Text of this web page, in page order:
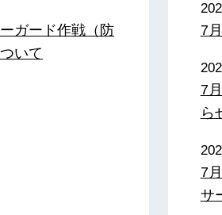
ガード作戦（防
いて
7
7
ら
7
サ